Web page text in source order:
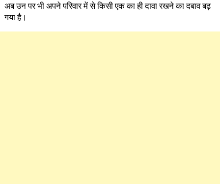
अब उन पर भी अपने परिवार में से किसी एक का ही दावा रखने का दबाव बढ़
गया है।